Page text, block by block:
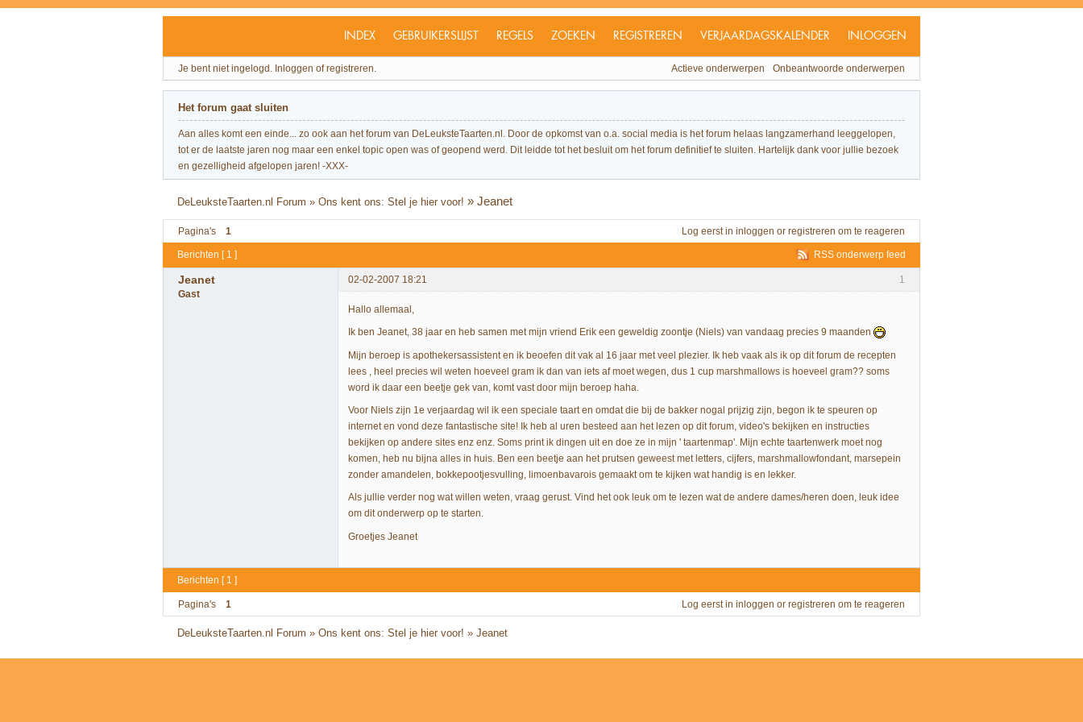
INDEX GEBRUIKERSLIJST REGELS ZOEKEN REGISTREREN VERJAARDAGSKALENDER INLOGGEN
Je bent niet ingelogd. Inloggen of registreren. Actieve onderwerpen Onbeantwoorde onderwerpen
Het forum gaat sluiten
Aan alles komt een einde... zo ook aan het forum van DeLeuksteTaarten.nl. Door de opkomst van o.a. social media is het forum helaas langzamerhand leeggelopen,
tot er de laatste jaren nog maar een enkel topic open was of geopend werd. Dit leidde tot het besluit om het forum definitief te sluiten. Hartelijk dank voor jullie bezoek
en gezelligheid afgelopen jaren! -XXX-
DeLeuksteTaarten.nl Forum »Ons kent ons: Stel je hier voor! »Jeanet
Pagina's 1 Log eerst in inloggen or registreren om te reageren
RSS onderwerp feed
Berichten [ 1 ]
1
Jeanet
02-02-2007 18:21
Gast
Hallo allemaal,
Ik ben Jeanet, 38 jaar en heb samen met mijn vriend Erik een geweldig zoontje (Niels) van vandaag precies 9 maanden
Mijn beroep is apothekersassistent en ik beoefen dit vak al 16 jaar met veel plezier. Ik heb vaak als ik op dit forum de recepten
lees , heel precies wil weten hoeveel gram ik dan van iets af moet wegen, dus 1 cup marshmallows is hoeveel gram?? soms
word ik daar een beetje gek van, komt vast door mijn beroep haha.
Voor Niels zijn 1e verjaardag wil ik een speciale taart en omdat die bij de bakker nogal prijzig zijn, begon ik te speuren op
internet en vond deze fantastische site! Ik heb al uren besteed aan het lezen op dit forum, video's bekijken en instructies
bekijken op andere sites enz enz. Soms print ik dingen uit en doe ze in mijn ' taartenmap'. Mijn echte taartenwerk moet nog
komen, heb nu bijna alles in huis. Ben een beetje aan het prutsen geweest met letters, cijfers, marshmallowfondant, marsepein
zonder amandelen, bokkepootjesvulling, limoenbavarois gemaakt om te kijken wat handig is en lekker.
Als jullie verder nog wat willen weten, vraag gerust. Vind het ook leuk om te lezen wat de andere dames/heren doen, leuk idee
om dit onderwerp op te starten.
Groetjes Jeanet
Berichten [ 1 ]
Pagina's 1 Log eerst in inloggen or registreren om te reageren
DeLeuksteTaarten.nl Forum »Ons kent ons: Stel je hier voor! »Jeanet